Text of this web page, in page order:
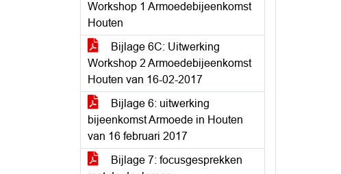
Workshop 1 Armoedebijeenkomst
Houten
Bijlage 6C: Uitwerking
Workshop 2 Armoedebijeenkomst
Houten van 16-02-2017
Bijlage 6: uitwerking
bijeenkomst Armoede in Houten
van 16 februari 2017
Bijlage 7: focusgesprekken